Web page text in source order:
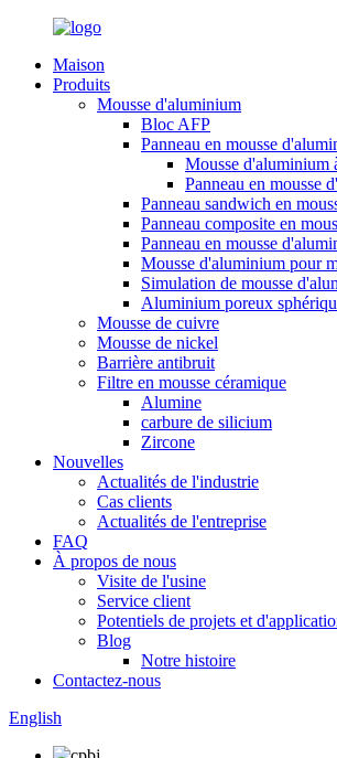
Maison
Produits
Mousse d'aluminium
Bloc AFP
Panneau en mousse
Mousse d'aluminium
Panneau en mousse
Panneau sandwich en
Panneau composite en
Panneau en mousse
Mousse d'aluminium pour
Simulation de mousse
Aluminium poreux
Mousse de cuivre
Mousse de nickel
Barrière antibruit
Filtre en mousse céramique
Alumine
carbure de silicium
Zircone
Nouvelles
Actualités de l'industrie
Cas clients
Actualités de l'entreprise
FAQ
À propos de nous
Visite de l'usine
Service client
Potentiels de projets et
Blog
Notre histoire
Contactez-nous
English